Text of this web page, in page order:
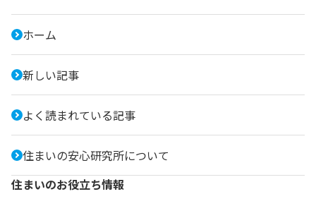
ホーム
新しい記事
よく読まれている記事
住まいの安心研究所について
住まいのお役立ち情報